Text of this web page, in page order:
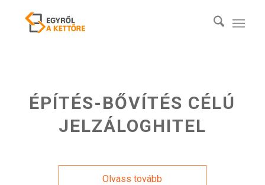
ÉPÍTÉS-BŐVÍTÉS CÉLÚ
JELZÁLOGHITEL
Olvass tovább